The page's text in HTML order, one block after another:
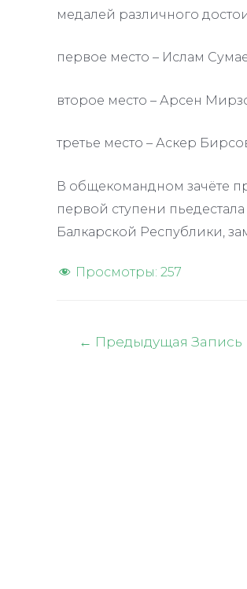
медалей различного
первое место – Ислам
второе место – Арсен
третье место – Аскер
В общекомандном зачёте
первой ступени
Балкарской Республики,
Просмотры: 257
Навигация
← Предыдущая Запись